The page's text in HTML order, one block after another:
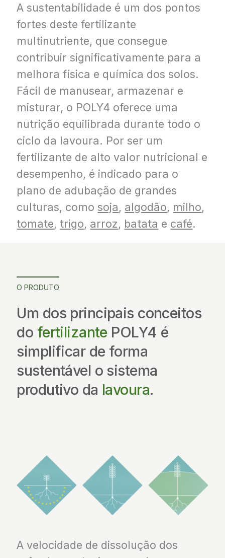
A sustentabilidade é um dos pontos
fortes deste fertilizante
multinutriente, que consegue
contribuir significativamente para a
melhora física e química dos solos.
Fácil de manusear, armazenar e
misturar, o POLY4 oferece uma
nutrição equilibrada durante todo o
ciclo da lavoura. Por ser um
fertilizante de alto valor nutricional e
desempenho, é indicado para o
plano de adubação de grandes
culturas, como soja, algodão, milho,
tomate, trigo, arroz, batata e café.
O PRODUTO
Um dos principais conceitos
do fertilizante POLY4 é
simplificar de forma
sustentável o sistema
produtivo da lavoura.
A velocidade de dissolução dos